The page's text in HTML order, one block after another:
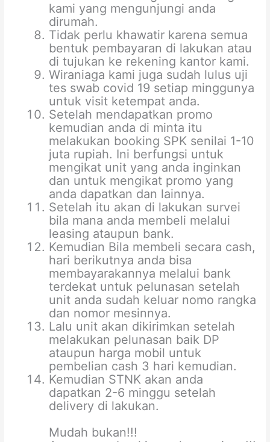
kami yang mengunjungi anda
dirumah.
Tidak perlu khawatir karena semua
bentuk pembayaran di lakukan atau
di tujukan ke rekening kantor kami.
Wiraniaga kami juga sudah lulus uji
tes swab covid 19 setiap minggunya
untuk visit ketempat anda.
Setelah mendapatkan promo
kemudian anda di minta itu
melakukan booking SPK senilai 1-10
juta rupiah. Ini berfungsi untuk
mengikat unit yang anda inginkan
dan untuk mengikat promo yang
anda dapatkan dan lainnya.
Setelah itu akan di lakukan survei
bila mana anda membeli melalui
leasing ataupun bank.
Kemudian Bila membeli secara cash,
hari berikutnya anda bisa
membayarakannya melalui bank
terdekat untuk pelunasan setelah
unit anda sudah keluar nomo rangka
dan nomor mesinnya.
Lalu unit akan dikirimkan setelah
melakukan pelunasan baik DP
ataupun harga mobil untuk
pembelian cash 3 hari kemudian.
Kemudian STNK akan anda
dapatkan 2-6 minggu setelah
delivery di lakukan.
Mudah bukan!!!